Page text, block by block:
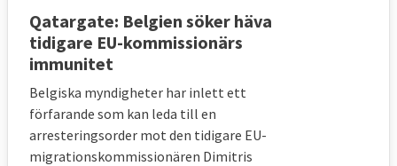
Qatargate: Belgien söker häva
tidigare EU-kommissionärs
immunitet
Belgiska myndigheter har inlett ett
förfarande som kan leda till en
arresteringsorder mot den tidigare EU-
migrationskommissionären Dimitris